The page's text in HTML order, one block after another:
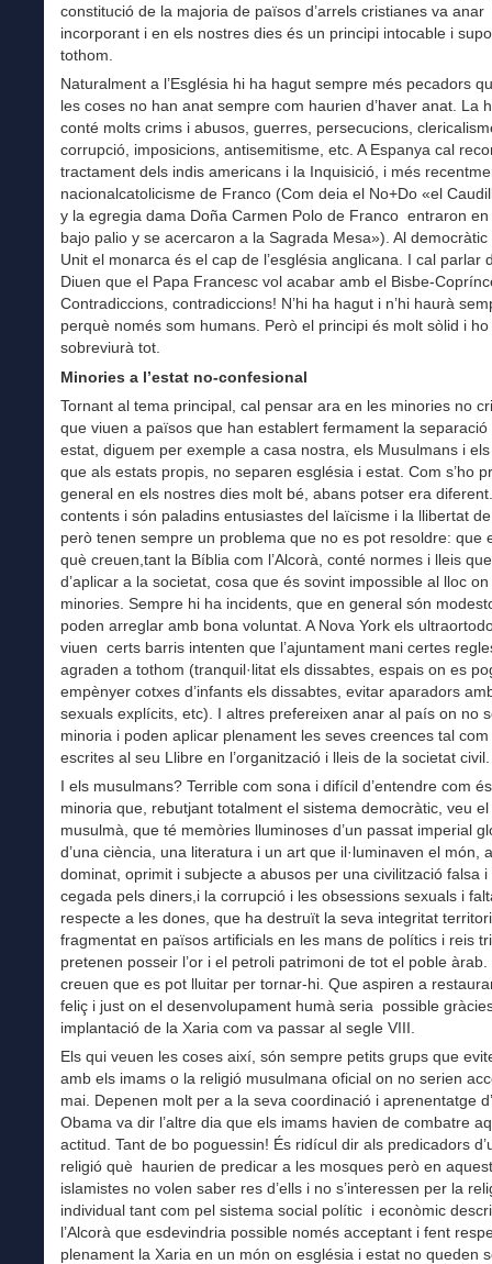
constitució de la majoria de països d’arrels cristianes va anar
incorporant i en els nostres dies és un principi intocable i
tothom.
Naturalment a l’Església hi ha hagut sempre més pecadors
les coses no han anat sempre com haurien d’haver anat. La
conté molts crims i abusos, guerres, persecucions,
corrupció, imposicions, antisemitisme, etc. A Espanya cal
tractament dels indis americans i la Inquisició, i més
nacionalcatolicisme de Franco (Com deia el No+Do «el
y la egregia dama Doña Carmen Polo de Franco entraron en
bajo palio y se acercaron a la Sagrada Mesa»). Al democràtic
Unit el monarca és el cap de l’església anglicana. I cal parlar
Diuen que el Papa Francesc vol acabar amb el Bisbe-
Contradiccions, contradiccions! N’hi ha hagut i n’hi haurà
perquè només som humans. Però el principi és molt sòlid i ho
sobreviurà tot.
Minories a l’estat no-confesional
Tornant al tema principal, cal pensar ara en les minories no
que viuen a països que han establert fermament la separació
estat, diguem per exemple a casa nostra, els Musulmans i
que als estats propis, no separen església i estat. Com s’ho
general en els nostres dies molt bé, abans potser era diferent.
contents i són paladins entusiastes del laïcisme i la llibertat
però tenen sempre un problema que no es pot resoldre: que
què creuen,tant la Bíblia com l’Alcorà, conté normes i lleis
d’aplicar a la societat, cosa que és sovint impossible al lloc
minories. Sempre hi ha incidents, que en general són
poden arreglar amb bona voluntat. A Nova York els
viuen certs barris intenten que l’ajuntament mani certes
agraden a tothom (tranquil·litat els dissabtes, espais on es
empènyer cotxes d’infants els dissabtes, evitar aparadors
sexuals explícits, etc). I altres prefereixen anar al país on no
minoria i poden aplicar plenament les seves creences tal
escrites al seu Llibre en l’organització i lleis de la societat civil.
I els musulmans? Terrible com sona i difícil d’entendre com
minoria que, rebutjant totalment el sistema democràtic, veu
musulmà, que té memòries lluminoses d’un passat imperial
d’una ciència, una literatura i un art que il·luminaven el món,
dominat, oprimit i subjecte a abusos per una civilització falsa
cegada pels diners,i la corrupció i les obsessions sexuals i
respecte a les dones, que ha destruït la seva integritat
fragmentat en països artificials en les mans de polítics i reis
pretenen posseir l’or i el petroli patrimoni de tot el poble àrab.
creuen que es pot lluitar per tornar-hi. Que aspiren a
feliç i just on el desenvolupament humà seria possible
implantació de la Xaria com va passar al segle VIII.
Els qui veuen les coses així, són sempre petits grups que
amb els imams o la religió musulmana oficial on no serien
mai. Depenen molt per a la seva coordinació i aprenentatge
Obama va dir l’altre dia que els imams havien de combatre
actitud. Tant de bo poguessin! És ridícul dir als predicadors
religió què haurien de predicar a les mosques però en
islamistes no volen saber res d’ells i no s’interessen per la
individual tant com pel sistema social polític i econòmic
l’Alcorà que esdevindria possible només acceptant i fent
plenament la Xaria en un món on església i estat no queden